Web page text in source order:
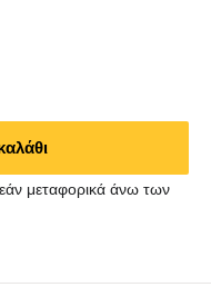
μεταφορικά άνω των